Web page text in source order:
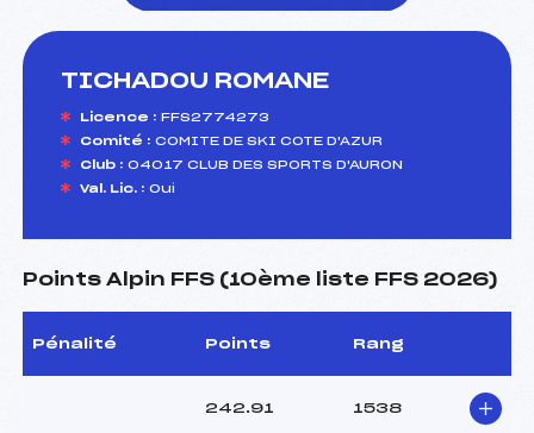
TICHADOU ROMANE
Licence : FFS2774273
Comité : COMITE DE SKI COTE D'AZUR
Club : 04017 CLUB DES SPORTS D'AURON
Val. Lic. : Oui
Points Alpin FFS (10ème liste FFS 2026)
Pénalité Points Rang
242.91 1538